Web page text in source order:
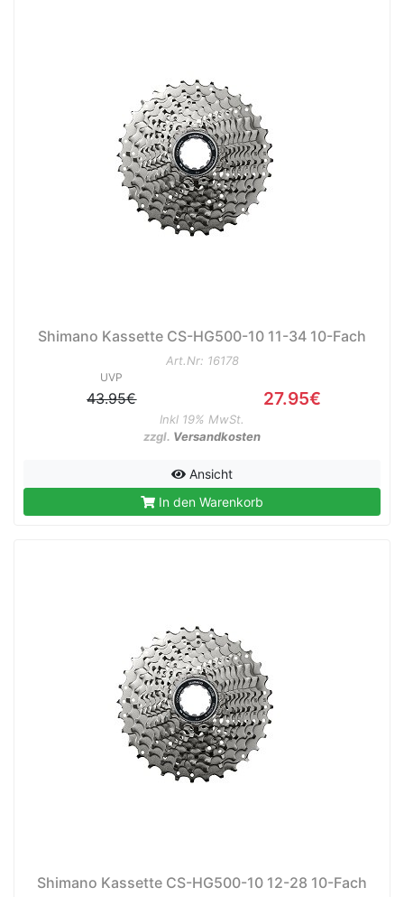
Shimano Kassette CS-HG500-10 11-34 10-Fach
Art.Nr: 16178
UVP
43.95€ 27.95€
Inkl 19% MwSt.
zzgl. Versandkosten
Ansicht
In den Warenkorb
Shimano Kassette CS-HG500-10 12-28 10-Fach